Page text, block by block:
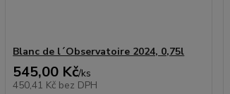
Blanc de l´Observatoire 2024, 0,75l
545,00 Kč/ks
450,41 Kč bez DPH